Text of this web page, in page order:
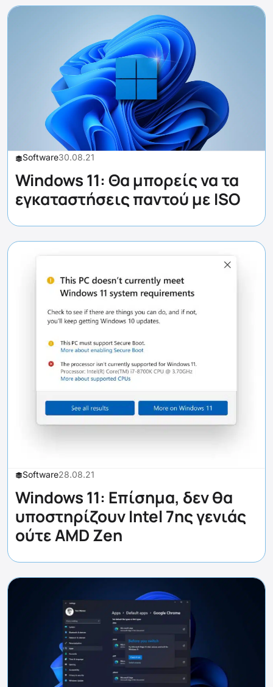
Software30.08.21
Windows 11: Θα μπορείς να τα
εγκαταστήσεις παντού με ISO
Software28.08.21
Windows 11: Επίσημα, δεν θα
υποστηρίζουν Intel 7ης γενιάς
ούτε AMD Zen